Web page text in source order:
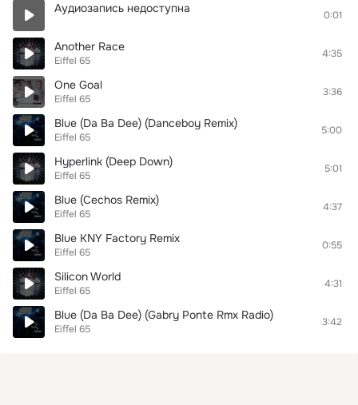
Аудиозапись недоступна 0:01
Another Race
Eiffel 65
4:35
One Goal
Eiffel 65
3:36
Blue (Da Ba Dee) (Danceboy Remix)
Eiffel 65
5:00
Hyperlink (Deep Down)
Eiffel 65
5:01
Blue (Cechos Remix)
Eiffel 65
4:37
Blue KNY Factory Remix
Eiffel 65
0:55
Silicon World
Eiffel 65
4:31
Blue (Da Ba Dee) (Gabry Ponte Rmx Radio)
Eiffel 65
3:42